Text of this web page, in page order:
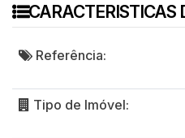
CARACTERISTICAS
Referência:
Tipo de Imóvel: